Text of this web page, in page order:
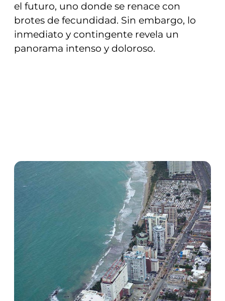
el futuro, uno donde se renace con
brotes de fecundidad. Sin embargo, lo
inmediato y contingente revela un
panorama intenso y doloroso.